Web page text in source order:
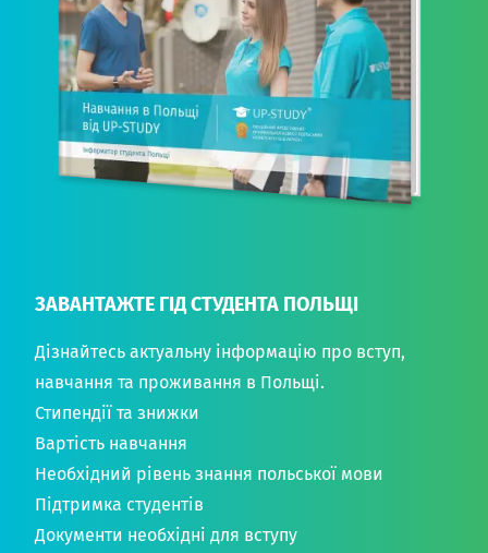
ЗАВАНТАЖТЕ ГІД СТУДЕНТА ПОЛЬЩІ
Дізнайтесь актуальну інформацію про вступ,
навчання та проживання в Польщі.
Стипендії та знижки
Вартість навчання
Необхідний рівень знання польської мови
Підтримка студентів
Документи необхідні для вступу